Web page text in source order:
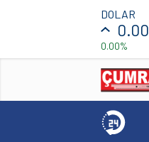
DOLAR
0.00
0.00%